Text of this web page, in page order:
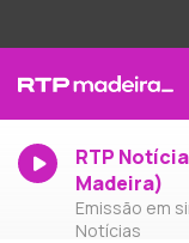
RTP
Madeira)
Emissão em
Notícias